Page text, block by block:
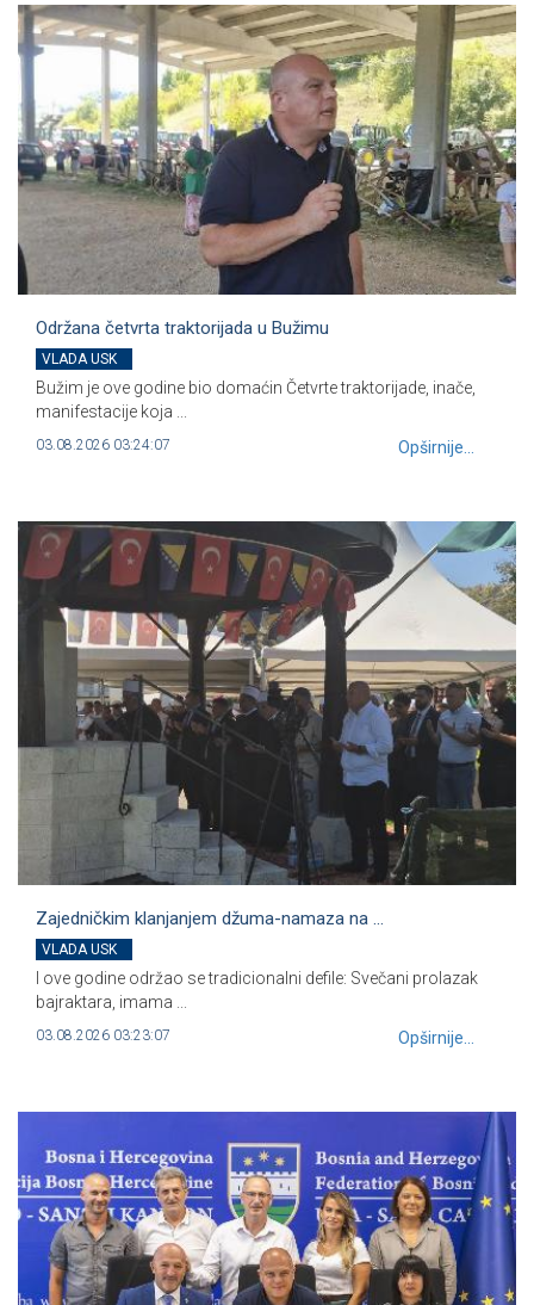
Održana četvrta traktorijada u Bužimu
VLADA USK
Bužim je ove godine bio domaćin Četvrte traktorijade, inače,
manifestacije koja ...
03.08.2026 03:24:07 Opširnije...
Zajedničkim klanjanjem džuma-namaza na ...
VLADA USK
I ove godine održao se tradicionalni defile: Svečani prolazak
bajraktara, imama ...
03.08.2026 03:23:07 Opširnije...